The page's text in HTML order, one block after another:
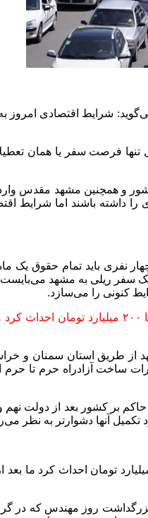
شرایط اقتصادی
فرصت سفر یا همان
و همچنین مشهد مقدس
داشته باشند اما شرایط
نفری باید تمام حقوق یک
یک سفر ریلی به مشهد
کنونی را می‌سازد.
داستان ابر پروژه حرم تا حرم مانند دیگر پروژه‌های استان سمنان
از طریق استان سمنان
بر کشور بعد از دولت نهم
آنها دشوارتر به نظر
ابر پروژه حرم تا حرم مانند دیگر پروژه‌های استان سمنان است
روز مهندس که در